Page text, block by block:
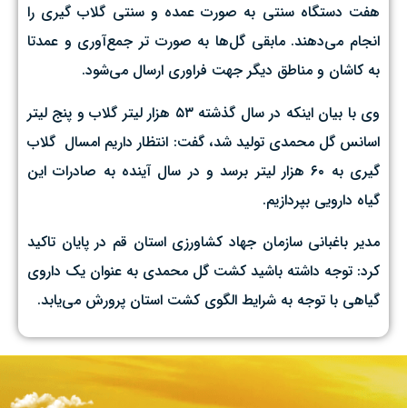
هفت دستگاه سنتی به صورت عمده و سنتی گلاب گیری را
انجام می‌دهند. مابقی گل‌ها به صورت تر جمع‌آوری و عمدتا
به کاشان و مناطق دیگر جهت فراوری ارسال می‌شود.
وی با بیان اینکه در سال گذشته ۵۳ هزار لیتر گلاب و پنج لیتر
اسانس گل محمدی تولید شد، گفت: انتظار داریم امسال گلاب
گیری به ۶۰ هزار لیتر برسد و در سال آینده به صادرات این
گیاه دارویی بپردازیم.
مدیر باغبانی سازمان جهاد کشاورزی استان قم در پایان تاکید
کرد: توجه داشته باشید کشت گل محمدی به عنوان یک داروی
گیاهی با توجه به شرایط الگوی کشت استان پرورش می‌یابد.